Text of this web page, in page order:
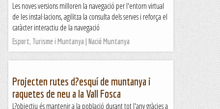
Les noves versions milloren la navegació per l'entorn virtual
de les instal·lacions, agilitza la consulta dels serves i reforça el
caràcter interactiu de la navegació
Esport, Turisme i Muntanya | Nació Muntanya
Projecten rutes d?esquí de muntanya i
raquetes de neu a la Vall Fosca
L?objectiu és mantenir a la població durant tot l'any gràcies a